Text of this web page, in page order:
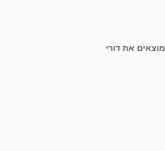
מוצאים את דורי